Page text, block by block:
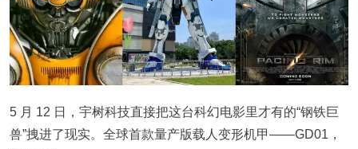
5 月 12 日，宇树科技直接把这台科幻电影里才有的“钢铁巨
兽”拽进了现实。全球首款量产版载人变形机甲——GD01，